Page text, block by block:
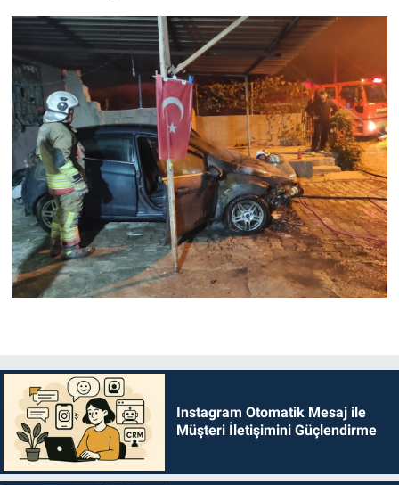
Instagram Otomatik Mesaj ile
Müşteri İletişimini Güçlendirme